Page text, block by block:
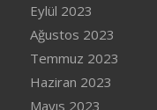
Eylül 2023
Ağustos 2023
Temmuz 2023
Haziran 2023
Mayıs 2023